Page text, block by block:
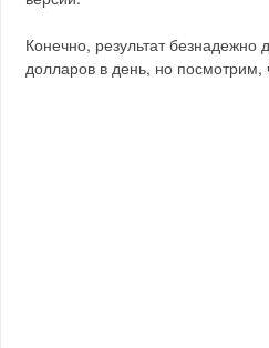
Конечно, результат безнадежно
долларов в день, но посмотрим,